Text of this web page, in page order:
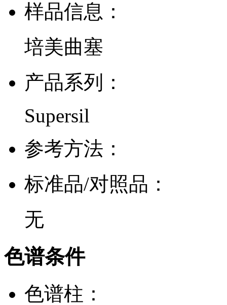
样品信息：
培美曲塞
产品系列：
Supersil
参考方法：
标准品/对照品：
无
色谱条件
色谱柱：